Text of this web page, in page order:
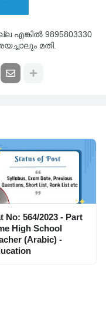
എങ്കിൽ 9895803330
മതി.
No: 564/2023 - Part
High School
(Arabic) -